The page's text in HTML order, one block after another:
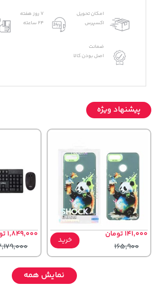
امکان تحویل
اکسپرس
7 روز هفته
24 ساعته
ضمانت
اصل بودن کالا
پیشنهاد ویژه
141,000 تومان
165,900
خرید
1,849,000 تومان
نمایش همه